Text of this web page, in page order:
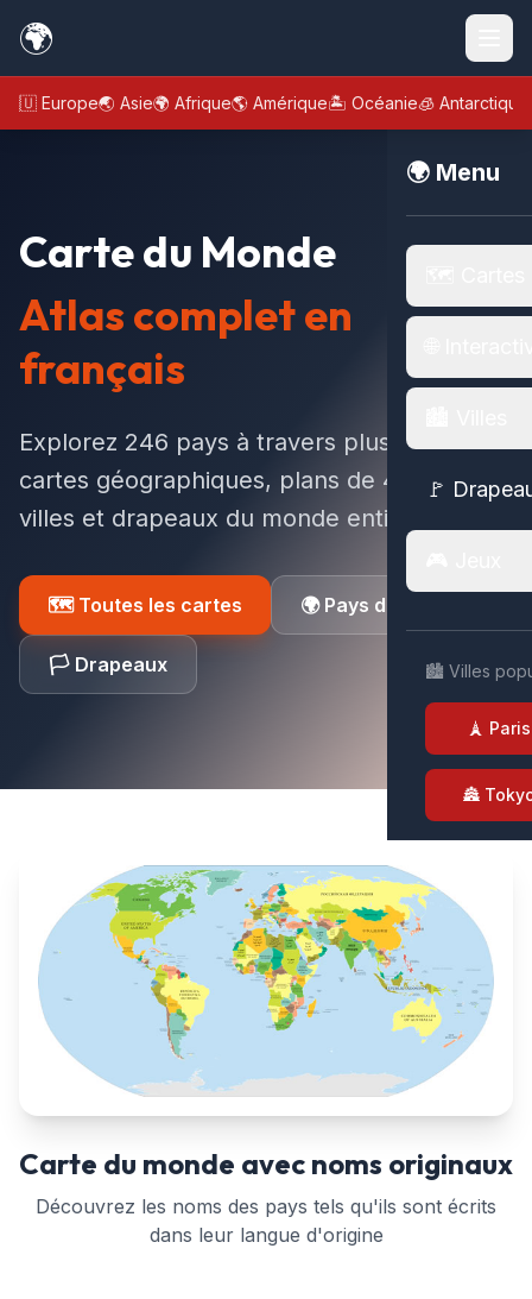
🌍
🇪🇺 Europe🌏 Asie🌍 Afrique🌎 Amérique🏝️ Océanie🧊 Antarctique
🌍 Menu
🚩
🏙️ Villes
🗼 Paris
🏯
Carte du Monde
Atlas complet en
français
Explorez 246 pays à travers plus de 2 368
cartes géographiques, plans de 4 179+
villes et drapeaux du monde entier.
🗺️ Toutes les cartes 🌍 Pays du monde
🏳️ Drapeaux
Carte du monde avec noms originaux
Découvrez les noms des pays tels qu'ils sont écrits
dans leur langue d'origine